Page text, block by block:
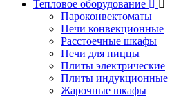
Тепловое оборудование
Пароконвектоматы
Печи конвекционные
Расстоечные шкафы
Печи для пиццы
Плиты электрические
Плиты индукционные
Жарочные шкафы